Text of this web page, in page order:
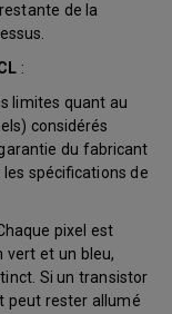
de la
:
limites quant au
considérés
du fabricant
spécifications de
pixel est
vert et un bleu,
Si un transistor
peut rester allumé